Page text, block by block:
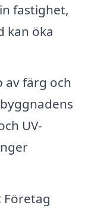
fastighet,
kan öka
av färg och
UV-
Företag